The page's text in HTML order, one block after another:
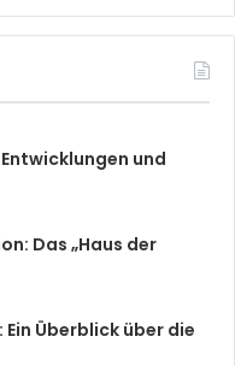
und
Das „Haus der
Überblick über die